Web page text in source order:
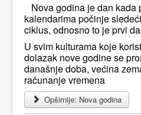
Nova godina je dan kada
kalendarima počinje
ciklus, odnosno to je prvi
U svim kulturama koje
dolazak nove godine se
današnje doba, većina
računanje vremena
Opširnije: Nova godina